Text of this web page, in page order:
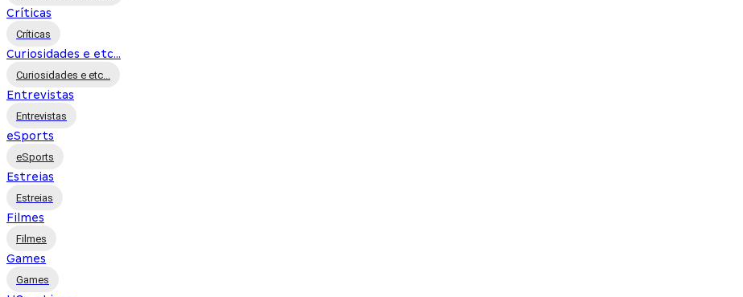
Críticas
Críticas
Curiosidades e etc...
Curiosidades e etc...
Entrevistas
Entrevistas
eSports
eSports
Estreias
Estreias
Filmes
Filmes
Games
Games